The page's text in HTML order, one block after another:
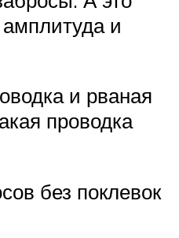
и
и рваная
проводка
без поклевок